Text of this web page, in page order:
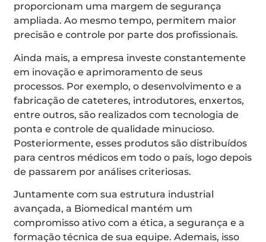
proporcionam uma margem de segurança
ampliada. Ao mesmo tempo, permitem maior
precisão e controle por parte dos profissionais.
Ainda mais, a empresa investe constantemente
em inovação e aprimoramento de seus
processos. Por exemplo, o desenvolvimento e a
fabricação de cateteres, introdutores, enxertos,
entre outros, são realizados com tecnologia de
ponta e controle de qualidade minucioso.
Posteriormente, esses produtos são distribuídos
para centros médicos em todo o país, logo depois
de passarem por análises criteriosas.
Juntamente com sua estrutura industrial
avançada, a Biomedical mantém um
compromisso ativo com a ética, a segurança e a
formação técnica de sua equipe. Ademais, isso